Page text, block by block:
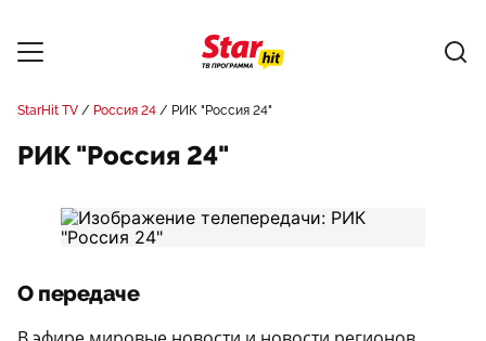
StarHit TV Россия 24 РИК "Россия 24"
РИК "Россия 24"
О передаче